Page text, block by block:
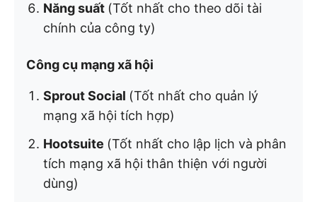
Năng suất (Tốt nhất cho theo dõi tài
chính của công ty)
Công cụ mạng xã hội
Sprout Social (Tốt nhất cho quản lý
mạng xã hội tích hợp)
Hootsuite (Tốt nhất cho lập lịch và phân
tích mạng xã hội thân thiện với người
dùng)